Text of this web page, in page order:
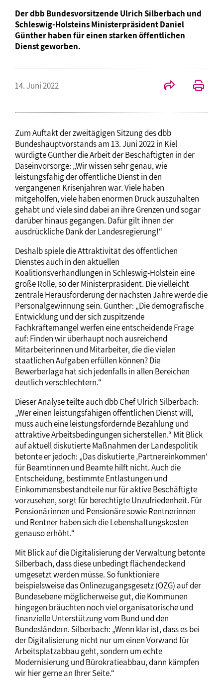
Der dbb Bundesvorsitzende Ulrich Silberbach und
Schleswig-Holsteins Ministerpräsident Daniel
Günther haben für einen starken öffentlichen
Dienst geworben.
14. Juni 2022
Zum Auftakt der zweitägigen Sitzung des dbb
Bundeshauptvorstands am 13. Juni 2022 in Kiel
würdigte Günther die Arbeit der Beschäftigten in der
Daseinvorsorge: „Wir wissen sehr genau, wie
leistungsfähig der öffentliche Dienst in den
vergangenen Krisenjahren war. Viele haben
mitgeholfen, viele haben enormen Druck auszuhalten
gehabt und viele sind dabei an ihre Grenzen und sogar
darüber hinaus gegangen. Dafür gilt ihnen der
ausdrückliche Dank der Landesregierung!“
Deshalb spiele die Attraktivität des öffentlichen
Dienstes auch in den aktuellen
Koalitionsverhandlungen in Schleswig-Holstein eine
große Rolle, so der Ministerpräsident. Die vielleicht
zentrale Herausforderung der nächsten Jahre werde die
Personalgewinnung sein. Günther: „Die demografische
Entwicklung und der sich zuspitzende
Fachkräftemangel werfen eine entscheidende Frage
auf: Finden wir überhaupt noch ausreichend
Mitarbeiterinnen und Mitarbeiter, die die vielen
staatlichen Aufgaben erfüllen können? Die
Bewerberlage hat sich jedenfalls in allen Bereichen
deutlich verschlechtern.“
Dieser Analyse teilte auch dbb Chef Ulrich Silberbach:
„Wer einen leistungsfähigen öffentlichen Dienst will,
muss auch eine leistungsfördernde Bezahlung und
attraktive Arbeitsbedingungen sicherstellen.“ Mit Blick
auf aktuell diskutierte Maßnahmen der Landespolitik
betonte er jedoch: „Das diskutierte ‚Partnereinkommen‘
für Beamtinnen und Beamte hilft nicht. Auch die
Entscheidung, bestimmte Entlastungen und
Einkommensbestandteile nur für aktive Beschäftigte
vorzusehen, sorgt für berechtigte Unzufriedenheit. Für
Pensionärinnen und Pensionäre sowie Rentnerinnen
und Rentner haben sich die Lebenshaltungskosten
genauso erhöht.“
Mit Blick auf die Digitalisierung der Verwaltung betonte
Silberbach, dass diese unbedingt flächendeckend
umgesetzt werden müsse. So funktioniere
beispielsweise das Onlinezugangsgesetz (OZG) auf der
Bundesebene möglicherweise gut, die Kommunen
hingegen bräuchten noch viel organisatorische und
finanzielle Unterstützung vom Bund und den
Bundesländern. Silberbach: „Wenn klar ist, dass es bei
der Digitalisierung nicht nur um einen Vorwand für
Arbeitsplatzabbau geht, sondern um echte
Modernisierung und Bürokratieabbau, dann kämpfen
wir hier gerne an Ihrer Seite.“